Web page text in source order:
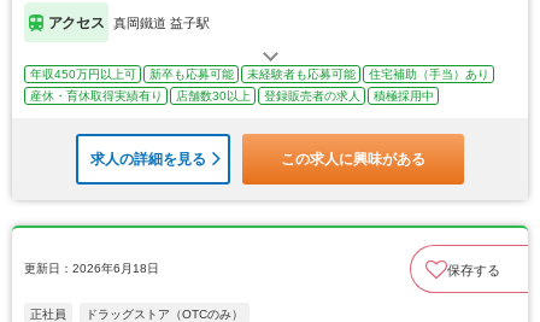
アクセス 真岡鐵道 益子駅
年収450万円以上可 新卒も応募可能 未経験者も応募可能
住宅補助（手当）あり
産休・育休取得実績有り
店舗数30以上 登録販売者の求人 積極採用中
求人の詳細を見る この求人に興味がある
更新日：2026年6月18日 保存する
正社員 ドラッグストア（OTCのみ）